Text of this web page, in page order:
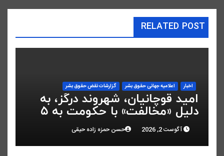
RELATED POST
اخبار اعلاميه جهانی حقوق بشر گزارشات نقض حقوق بشر
امید قوچانیان، شهروند درگز، به
دلیل «مخالفت» با حکومت به ۵
سال زندان محکوم شد
آگوست 2, 2026 حسن حمزه زاده حیقی